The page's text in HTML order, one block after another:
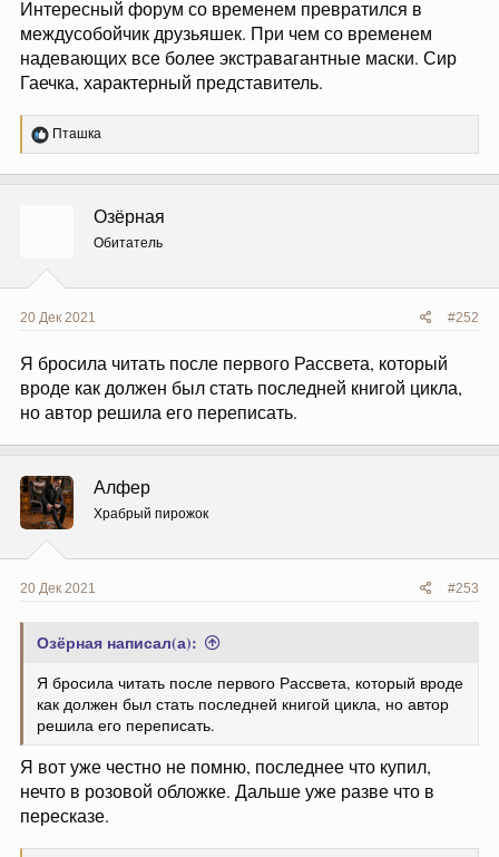
Интересный форум со временем превратился в
междусобойчик друзьяшек. При чем со временем
надевающих все более экстравагантные маски. Сир
Гаечка, характерный представитель.
Р
е
Пташка
Озёрная
Обитатель
20 Дек 2021 #252
Я бросила читать после первого Рассвета, который
вроде как должен был стать последней книгой цикла,
но автор решила его переписать.
Алфер
Храбрый пирожок
20 Дек 2021 #253
Озёрная написал(а):
Я бросила читать после первого Рассвета, который вроде
как должен был стать последней книгой цикла, но автор
решила его переписать.
Я вот уже честно не помню, последнее что купил,
нечто в розовой обложке. Дальше уже разве что в
пересказе.